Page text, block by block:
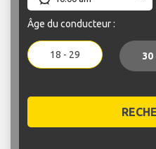
Âge du conducteur :
18 - 29 30